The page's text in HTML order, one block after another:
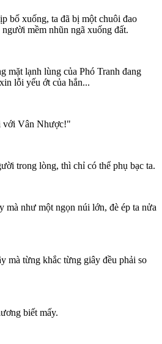
bổ xuống, ta đã bị một chuôi đao
mềm nhũn ngã xuống đất.
mặt lạnh lùng của Phó Tranh đang
lỗi yếu ớt của hắn...
với Vân Nhược!"
trong lòng, thì chỉ có thể phụ bạc ta.
mà như một ngọn núi lớn, đè ép ta nửa
mà từng khắc từng giây đều phải so
biết mấy.